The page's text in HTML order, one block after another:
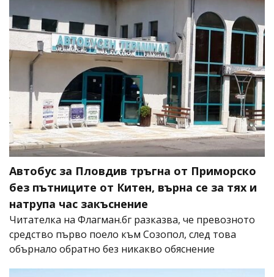
Автобус за Пловдив тръгна от Приморско
без пътниците от Китен, върна се за тях и
натрупа час закъснение
Читателка на Флагман.бг разказва, че превозното
средство първо поело към Созопол, след това
обърнало обратно без никакво обяснение